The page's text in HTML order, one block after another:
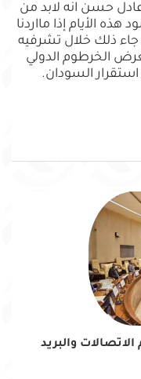
عادل حسن انه لابد من
الأيام إذا مااردنا
جاء ذلك خلال تشرفيه
الخرطوم الدولي
السودان.
والبريد